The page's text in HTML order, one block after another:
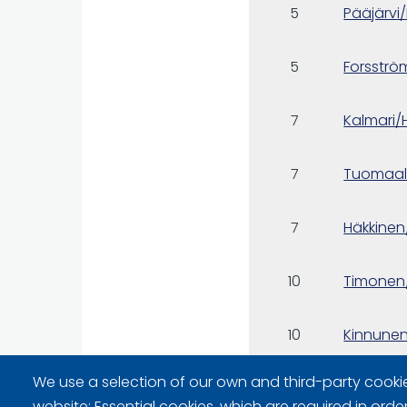
5 Pääjärvi/
5
7 Kalmari/
7
7
10
10
10
We use a selection of our own and third-party